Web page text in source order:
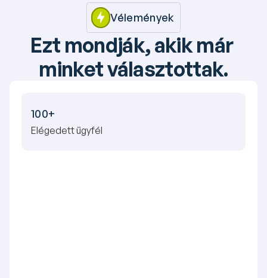
Vélemények
Ezt mondják, akik már
minket választottak.
100+
Elégedett ügyfél